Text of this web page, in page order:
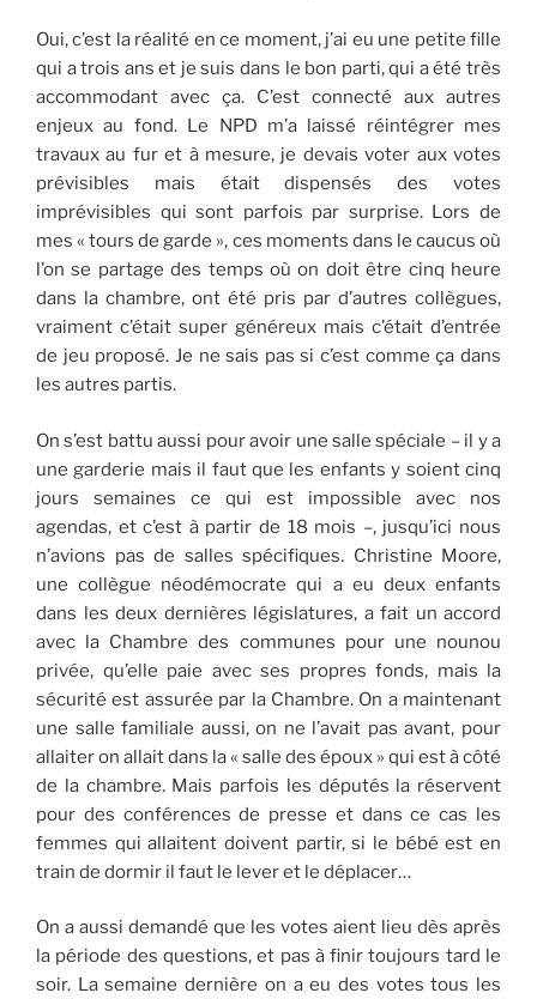
Oui, c’est la réalité en ce moment, j’ai eu une petite fille
qui a trois ans et je suis dans le bon parti, qui a été très
accommodant avec ça. C’est connecté aux autres
enjeux au fond. Le NPD m’a laissé réintégrer mes
travaux au fur et à mesure, je devais voter aux votes
prévisibles mais était dispensés des votes
imprévisibles qui sont parfois par surprise. Lors de
mes « tours de garde », ces moments dans le caucus où
l’on se partage des temps où on doit être cinq heure
dans la chambre, ont été pris par d’autres collègues,
vraiment c’était super généreux mais c’était d’entrée
de jeu proposé. Je ne sais pas si c’est comme ça dans
les autres partis.
On s’est battu aussi pour avoir une salle spéciale – il y a
une garderie mais il faut que les enfants y soient cinq
jours semaines ce qui est impossible avec nos
agendas, et c’est à partir de 18 mois –, jusqu’ici nous
n’avions pas de salles spécifiques. Christine Moore,
une collègue néodémocrate qui a eu deux enfants
dans les deux dernières législatures, a fait un accord
avec la Chambre des communes pour une nounou
privée, qu’elle paie avec ses propres fonds, mais la
sécurité est assurée par la Chambre. On a maintenant
une salle familiale aussi, on ne l’avait pas avant, pour
allaiter on allait dans la « salle des époux » qui est à côté
de la chambre. Mais parfois les députés la réservent
pour des conférences de presse et dans ce cas les
femmes qui allaitent doivent partir, si le bébé est en
train de dormir il faut le lever et le déplacer…
On a aussi demandé que les votes aient lieu dès après
la période des questions, et pas à finir toujours tard le
soir. La semaine dernière on a eu des votes tous les